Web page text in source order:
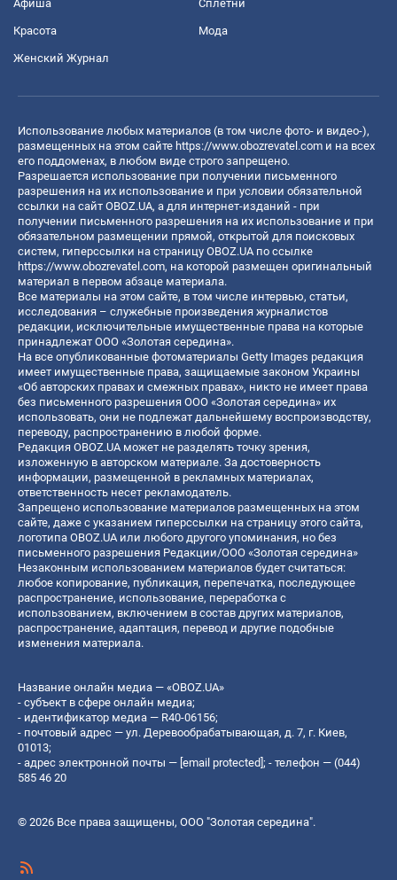
Афиша Сплетни
Красота Мода
Женский Журнал
Использование любых материалов (в том числе фото- и видео-),
размещенных на этом сайте https://www.obozrevatel.com и на всех
его поддоменах, в любом виде строго запрещено.
Разрешается использование при получении письменного
разрешения на их использование и при условии обязательной
ссылки на сайт OBOZ.UA, а для интернет-изданий - при
получении письменного разрешения на их использование и при
обязательном размещении прямой, открытой для поисковых
систем, гиперссылки на страницу OBOZ.UA по ссылке
https://www.obozrevatel.com, на которой размещен оригинальный
материал в первом абзаце материала.
Все материалы на этом сайте, в том числе интервью, статьи,
исследования – служебные произведения журналистов
редакции, исключительные имущественные права на которые
принадлежат ООО «Золотая середина».
На все опубликованные фотоматериалы Getty Images редакция
имеет имущественные права, защищаемые законом Украины
«Об авторских правах и смежных правах», никто не имеет права
без письменного разрешения ООО «Золотая середина» их
использовать, они не подлежат дальнейшему воспроизводству,
переводу, распространению в любой форме.
Редакция OBOZ.UA может не разделять точку зрения,
изложенную в авторском материале. За достоверность
информации, размещенной в рекламных материалах,
ответственность несет рекламодатель.
Запрещено использование материалов размещенных на этом
сайте, даже с указанием гиперссылки на страницу этого сайта,
логотипа OBOZ.UA или любого другого упоминания, но без
письменного разрешения Редакции/ООО «Золотая середина»
Незаконным использованием материалов будет считаться:
любое копирование, публикация, перепечатка, последующее
распространение, использование, переработка с
использованием, включением в состав других материалов,
распространение, адаптация, перевод и другие подобные
изменения материала.
Название онлайн медиа — «OBOZ.UA»
- субъект в сфере онлайн медиа;
- идентификатор медиа — R40-06156;
- почтовый адрес — ул. Деревообрабатывающая, д. 7, г. Киев,
01013;
- адрес электронной почты — [email protected]; - телефон — (044)
585 46 20
© 2026 Все права защищены, ООО "Золотая середина".